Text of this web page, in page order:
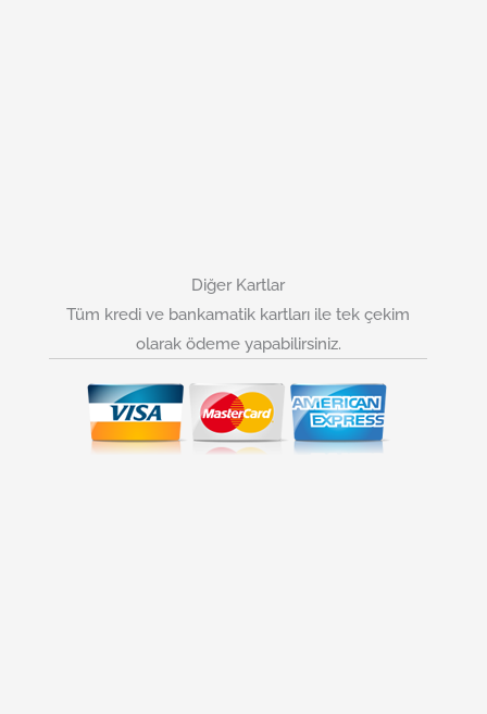
Diğer Kartlar
Tüm kredi ve bankamatik kartları ile tek çekim
olarak ödeme yapabilirsiniz.